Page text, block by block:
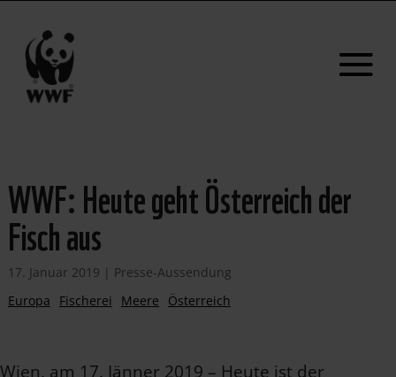
WWF: Heute geht Österreich der
Fisch aus
17. Januar 2019 | Presse-Aussendung
Europa
Fischerei Meere Österreich
Wien, am 17. Jänner 2019 – Heute ist der